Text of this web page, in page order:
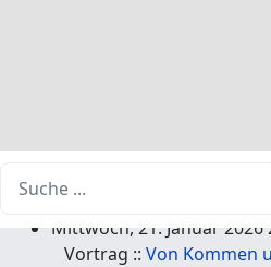
2026
Januar 2026
Mittwoch, 21. Januar 2026
Vortrag :: Von Kommen